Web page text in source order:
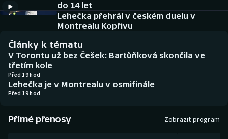
Americký fotbal
Baseball a softbal
Basketbal
Biatlon
NEPŘEHLÉDNĚTE
Historické návraty
Aplikace ČT sport
do 14 let
Lehečka přehrál v českém duelu v
Montrealu Kopřivu
Články k tématu
V Torontu už bez Češek: Bartůňková skončila ve
třetím kole
Před 19 hod
Lehečka je v Montrealu v osmifinále
Před 19 hod
Přímé přenosy Zobrazit program